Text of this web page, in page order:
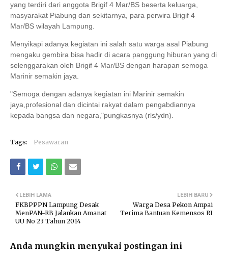
yang terdiri dari anggota Brigif 4 Mar/BS beserta keluarga,
masyarakat Piabung dan sekitarnya, para perwira Brigif 4
Mar/BS wilayah Lampung.
Menyikapi adanya kegiatan ini salah satu warga asal Piabung
mengaku gembira bisa hadir di acara panggung hiburan yang di
selenggarakan oleh Brigif 4 Mar/BS dengan harapan semoga
Marinir semakin jaya.
"Semoga dengan adanya kegiatan ini Marinir semakin
jaya,profesional dan dicintai rakyat dalam pengabdiannya
kepada bangsa dan negara,"pungkasnya (rls/ydn).
Tags: Pesawaran
LEBIH BARU
Warga Desa Pekon Ampai
Terima Bantuan Kemensos RI
LEBIH LAMA
FKBPPPN Lampung Desak
MenPAN-RB Jalankan Amanat
UU No 23 Tahun 2014
Anda mungkin menyukai postingan ini